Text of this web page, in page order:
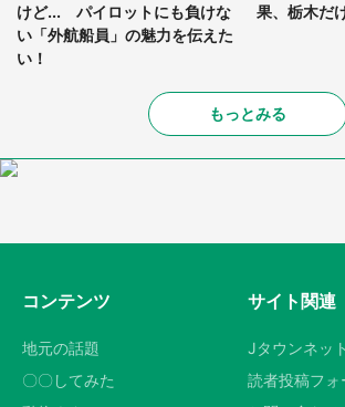
けど... パイロットにも負けな
い「外航船員」の魅力を伝えた
い！
果、栃木だ
もっとみる
コンテンツ
地元の話題
〇〇してみた
サイト関連
Jタウンネッ
読者投稿フォ